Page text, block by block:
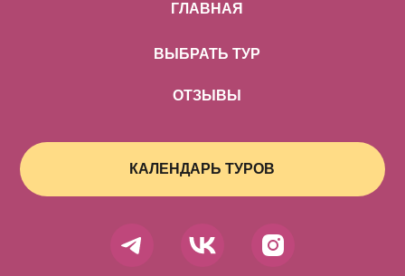
КАЛЕНДАРЬ ТУРОВ
ГЛАВНАЯ
ВЫБРАТЬ ТУР
ОТЗЫВЫ